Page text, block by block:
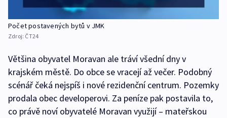
Počet postavených bytů v JMK
Zdroj: ČT24
Většina obyvatel Moravan ale tráví všední dny v
krajském městě. Do obce se vracejí až večer. Podobný
scénář čeká nejspíš i nové rezidenční centrum. Pozemky
prodala obec developerovi. Za peníze pak postavila to,
co právě noví obyvatelé Moravan využijí – mateřskou